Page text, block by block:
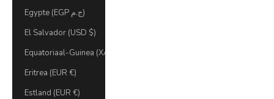
Egypte (EGP ج.م)
El Salvador (USD $)
Equatoriaal-Guinea (XAF CFA)
Eritrea (EUR €)
Estland (EUR €)